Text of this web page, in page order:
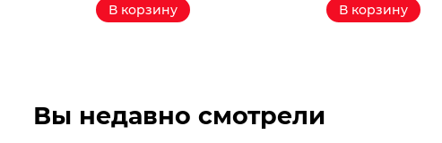
В корзину В корзину
Вы недавно смотрели